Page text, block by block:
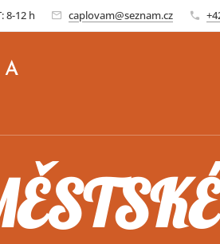
8-12 h caplovam@seznam.cz
A